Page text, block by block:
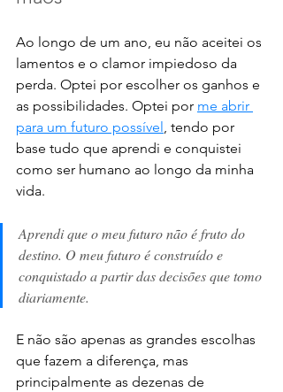
Ao longo de um ano, eu não aceitei os
lamentos e o clamor impiedoso da
perda. Optei por escolher os ganhos e
as possibilidades. Optei por me abrir
para um futuro possível, tendo por
base tudo que aprendi e conquistei
como ser humano ao longo da minha
vida.
Aprendi que o meu futuro não é fruto do
destino. O meu futuro é construído e
conquistado a partir das decisões que tomo
diariamente.
E não são apenas as grandes escolhas
que fazem a diferença, mas
principalmente as dezenas de